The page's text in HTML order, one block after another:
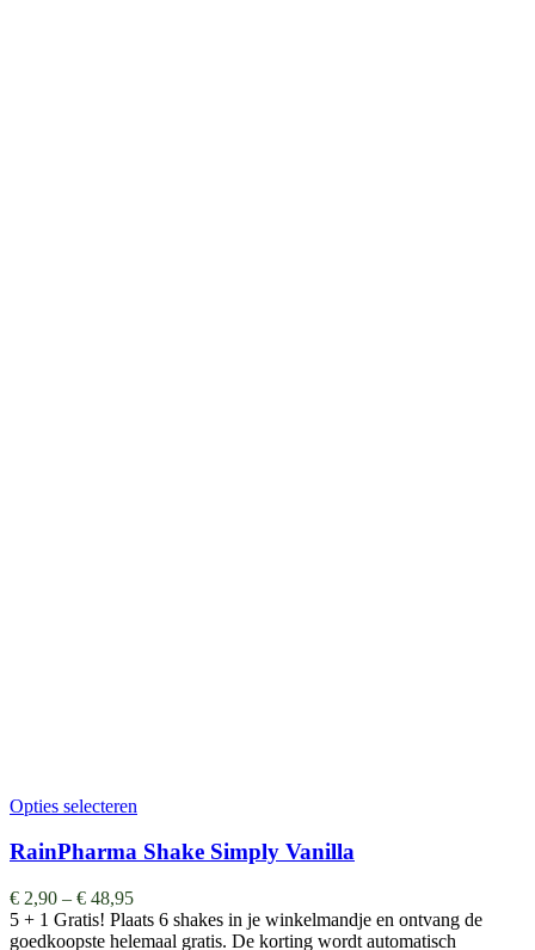
Opties selecteren
RainPharma Shake Simply Vanilla
€ 2,90 – € 48,95
5 + 1 Gratis! Plaats 6 shakes in je winkelmandje en ontvang de
goedkoopste helemaal gratis. De korting wordt automatisch